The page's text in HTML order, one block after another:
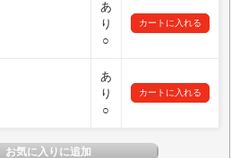
あ
り
○
あ
り
○